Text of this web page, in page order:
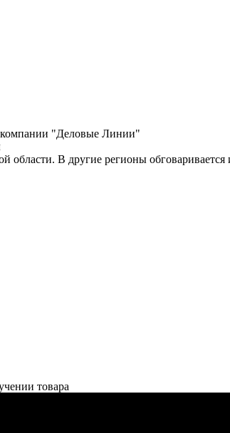
компании "Деловые Линии"
области. В другие регионы
товара